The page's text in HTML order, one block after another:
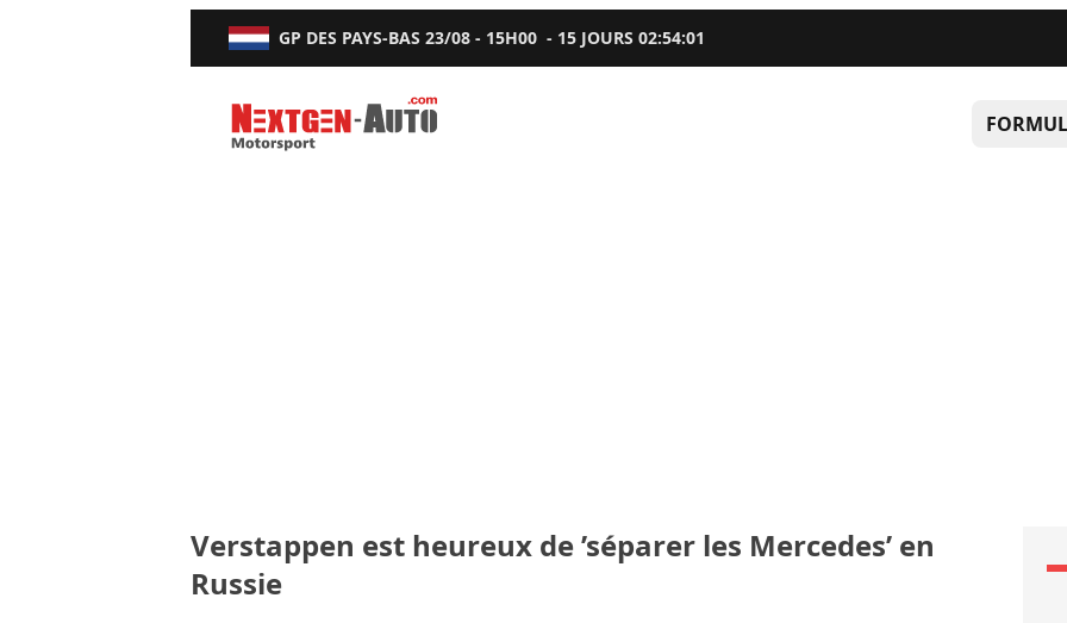
GP DES PAYS-BAS 23/08 - 15H00 - 15 JOURS02:54:00
Nextgen-Auto.com
Verstappen est heureux de ’séparer les Mercedes’ en
Russie